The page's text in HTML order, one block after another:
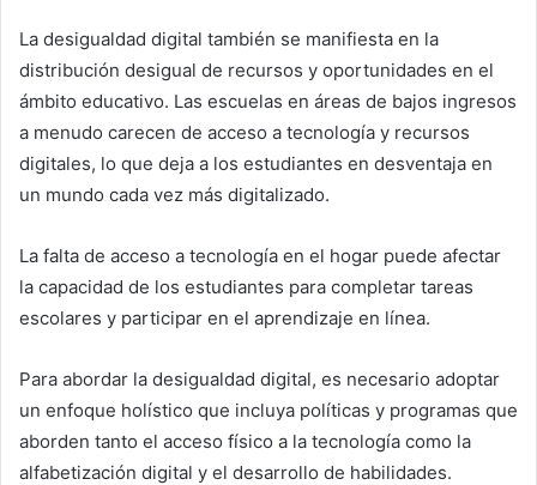
La desigualdad digital también se manifiesta en la
distribución desigual de recursos y oportunidades en el
ámbito educativo. Las escuelas en áreas de bajos ingresos
a menudo carecen de acceso a tecnología y recursos
digitales, lo que deja a los estudiantes en desventaja en
un mundo cada vez más digitalizado.
La falta de acceso a tecnología en el hogar puede afectar
la capacidad de los estudiantes para completar tareas
escolares y participar en el aprendizaje en línea.
Para abordar la desigualdad digital, es necesario adoptar
un enfoque holístico que incluya políticas y programas que
aborden tanto el acceso físico a la tecnología como la
alfabetización digital y el desarrollo de habilidades.